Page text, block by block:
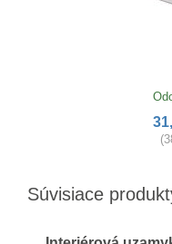
Súvisiace